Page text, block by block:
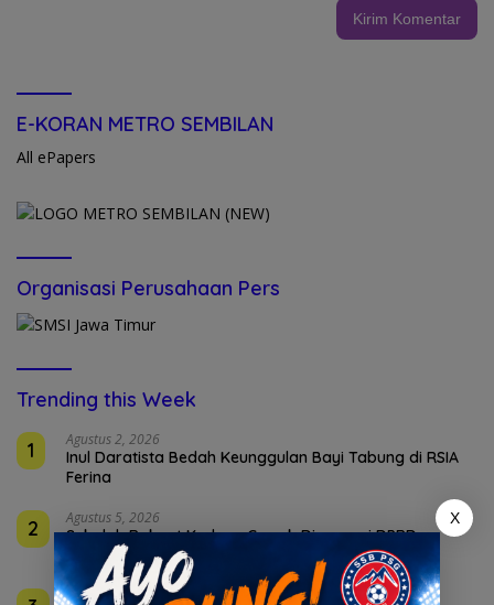
E-KORAN METRO SEMBILAN
All ePapers
Organisasi Perusahaan Pers
Trending this Week
1
Agustus 2, 2026
Inul Daratista Bedah Keunggulan Bayi Tabung di RSIA
Ferina
2 Agustus 5, 2026
Sekolah Rakyat Kedung Cowek Diapreasi DPRD
Surabaya
Agustus 2, 2026
X